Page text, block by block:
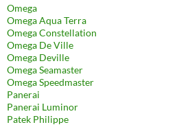
Omega
Omega Aqua Terra
Omega Constellation
Omega De Ville
Omega Deville
Omega Seamaster
Omega Speedmaster
Panerai
Panerai Luminor
Patek Philippe